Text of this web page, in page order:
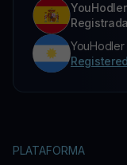
YouHodler
PLATAFORMA